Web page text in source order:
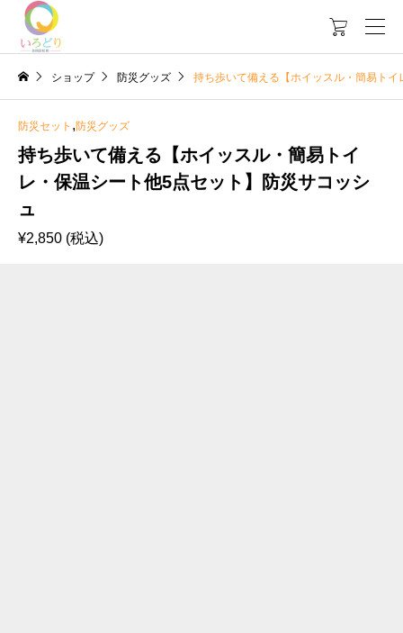

ショップ 防災グッズ 持ち歩いて備える【ホイッスル・簡易ト
防災セット ,防災グッズ
持ち歩いて備える【ホイッスル・簡易トイ
レ・保温シート他5点セット】防災サコッシ
ュ
¥2,850 (税込)